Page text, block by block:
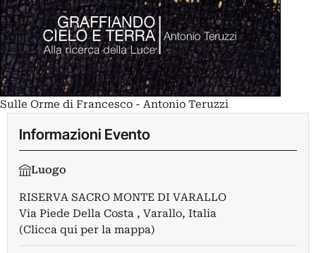
Sulle Orme di Francesco - Antonio Teruzzi
Informazioni Evento
Luogo
RISERVA SACRO MONTE DI VARALLO
Via Piede Della Costa , Varallo, Italia
(Clicca qui per la mappa)